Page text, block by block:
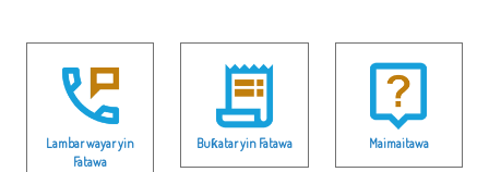
Lambar wayar yin
Fatawa
Buƙatar yin Fatawa Maimaitawa